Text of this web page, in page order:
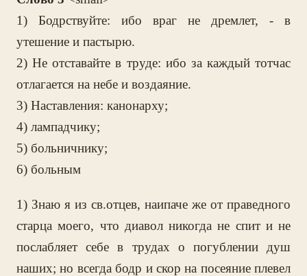
1) Бодрствуйте: ибо враг не дремлет, - в
утешение и пастырю.
2) Не отставайте в труде: ибо за каждый тотчас
отлагается на небе и воздаяние.
3) Наставления: канонарху;
4) лампадчику;
5) больничнику;
6) больным
1) Знаю я из св.отцев, наипаче же от праведного
старца моего, что диавол никогда не спит и не
послабляет себе в трудах о погублении душ
наших; но всегда бодр и скор на посеяние плевел